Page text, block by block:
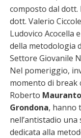
composto dal dott.
dott. Valerio
Ludovico Acocella
della metodologia
Settore Giovanile
Nel pomeriggio,
momento di break
Roberto
Grondona, hanno
nell’antistadio
dedicata alla